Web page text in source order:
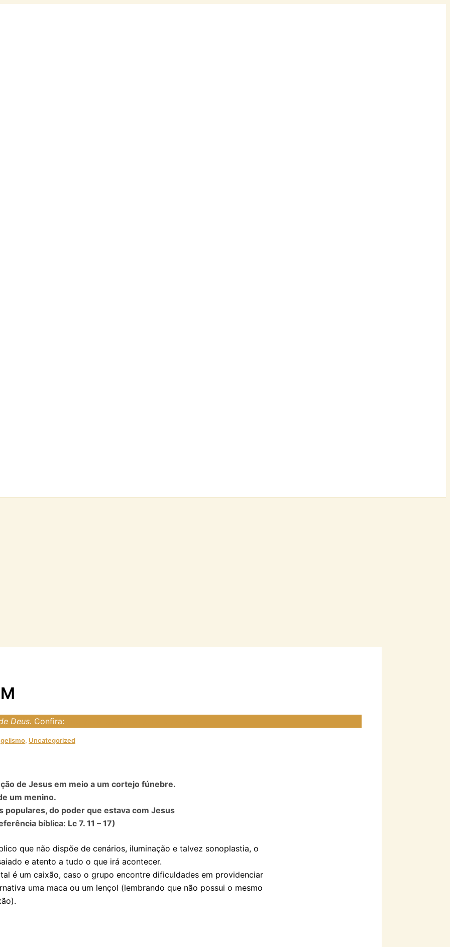
Deus. Confira:
, Uncategorized
de Jesus em meio a um cortejo fúnebre.
um menino.
populares, do poder que estava com Jesus
bíblica: Lc 7. 11 – 17)
que não dispõe de cenários, iluminação e talvez sonoplastia, o
e atento a tudo o que irá acontecer.
é um caixão, caso o grupo encontre dificuldades em providenciar
uma maca ou um lençol (lembrando que não possui o mesmo